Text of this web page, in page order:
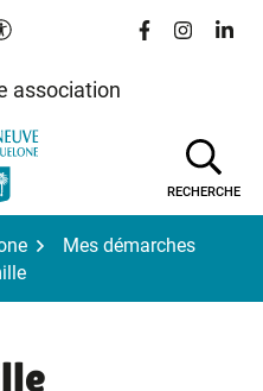
Paramètres d'accessibilité
Lien vers le
Lien vers
Lien
association
RECHERCHE
Mes démarches